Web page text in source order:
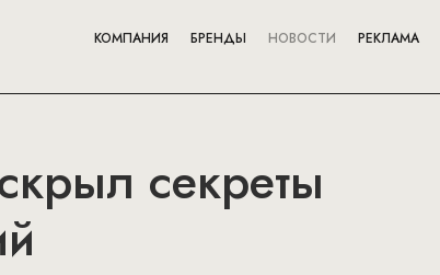
КОМПАНИЯ БРЕНДЫ НОВОСТИ РЕКЛАМА
секреты